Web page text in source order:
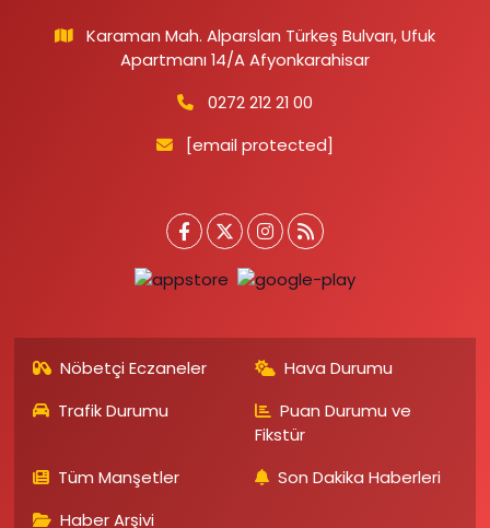
Karaman Mah. Alparslan Türkeş Bulvarı, Ufuk
Apartmanı 14/A Afyonkarahisar
0272 212 21 00
[email protected]
Nöbetçi Eczaneler
Hava Durumu
Trafik Durumu
Puan Durumu ve
Fikstür
Tüm Manşetler
Son Dakika Haberleri
Haber Arşivi